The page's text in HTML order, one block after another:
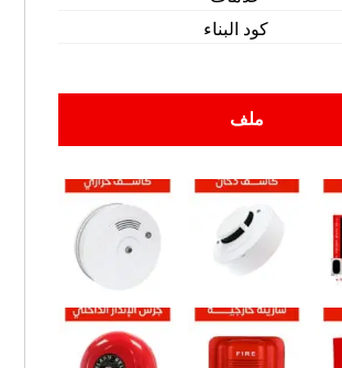
كود البناء
ملف